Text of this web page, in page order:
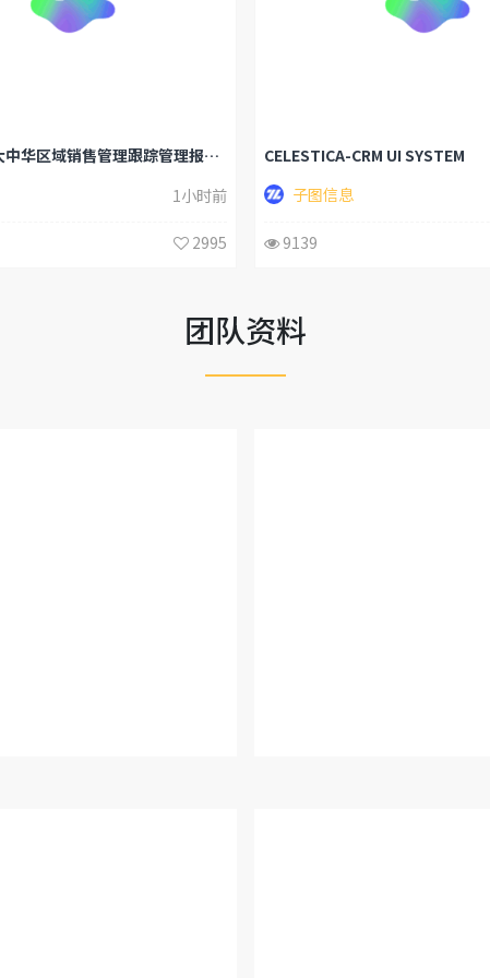
Honeywell大中华区域销售管理跟踪管理报表系统
1小时前
2995
CELESTICA-CRM UI SYSTEM
子图信息
9139
团队资料